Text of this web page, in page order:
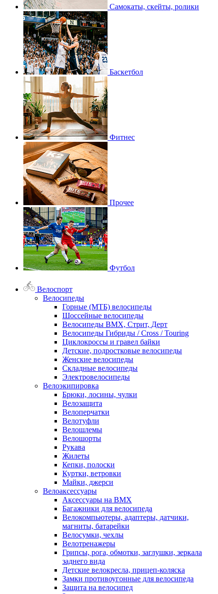
Самокаты, скейты, ролики
Баскетбол
Фитнес
Прочее
Футбол
Велоспорт
Велосипеды
Горные (МТБ) велосипеды
Шоссейные велосипеды
Велосипеды BMX, Стрит, Дерт
Велосипеды Гибриды / Cross / Touring
Циклокроссы и гравел байки
Детские, подростковые велосипеды
Женские велосипеды
Складные велосипеды
Электровелосипеды
Велоэкипировка
Брюки, лосины, чулки
Велозащита
Велоперчатки
Велотуфли
Велошлемы
Велошорты
Рукава
Жилеты
Кепки, полоски
Куртки, ветровки
Майки, джерси
Велоаксессуары
Аксессуары на BMX
Багажники для велосипеда
Велокомпьютеры, адаптеры, датчики,
магниты, батарейки
Велосумки, чехлы
Велотренажеры
Грипсы, рога, обмотки, заглушки, зеркала
заднего вида
Детские велокресла, прицеп-коляска
Замки противоугонные для велосипеда
Защита на велосипед